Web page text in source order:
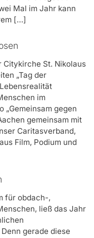
Mal im Jahr kann
[…]
Citykirche St. Nikolaus
„Tag der
im
„Gemeinsam gegen
gemeinsam mit
Caritasverband,
Film, Podium und
für obdach-,
ließ das Jahr
gerade diese